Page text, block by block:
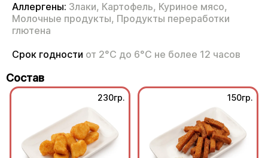
Аллергены: Злаки, Картофель, Куриное мясо,
Молочные продукты, Продукты переработки
глютена
Срок годности от 2°С до 6°С не более 12 часов
Состав
230гр. 150гр.